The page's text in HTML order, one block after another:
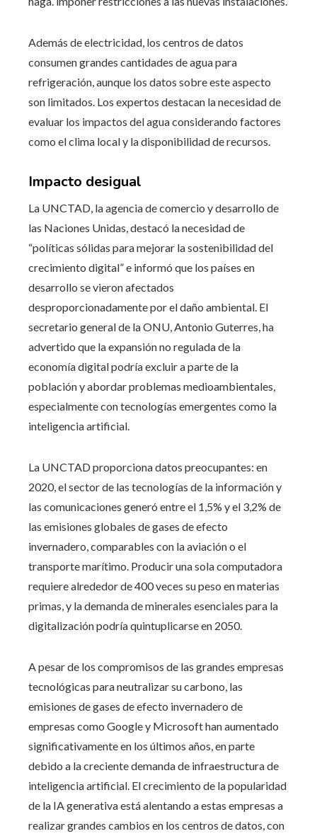
Además de electricidad, los centros de datos
consumen grandes cantidades de agua para
refrigeración, aunque los datos sobre este aspecto
son limitados. Los expertos destacan la necesidad de
evaluar los impactos del agua considerando factores
como el clima local y la disponibilidad de recursos.
Impacto desigual
La UNCTAD, la agencia de comercio y desarrollo de
las Naciones Unidas, destacó la necesidad de
“políticas sólidas para mejorar la sostenibilidad del
crecimiento digital” e informó que los países en
desarrollo se vieron afectados
desproporcionadamente por el daño ambiental. El
secretario general de la ONU, Antonio Guterres, ha
advertido que la expansión no regulada de la
economía digital podría excluir a parte de la
población y abordar problemas medioambientales,
especialmente con tecnologías emergentes como la
inteligencia artificial.
La UNCTAD proporciona datos preocupantes: en
2020, el sector de las tecnologías de la información y
las comunicaciones generó entre el 1,5% y el 3,2% de
las emisiones globales de gases de efecto
invernadero, comparables con la aviación o el
transporte marítimo. Producir una sola computadora
requiere alrededor de 400 veces su peso en materias
primas, y la demanda de minerales esenciales para la
digitalización podría quintuplicarse en 2050.
A pesar de los compromisos de las grandes empresas
tecnológicas para neutralizar su carbono, las
emisiones de gases de efecto invernadero de
empresas como Google y Microsoft han aumentado
significativamente en los últimos años, en parte
debido a la creciente demanda de infraestructura de
inteligencia artificial. El crecimiento de la popularidad
de la IA generativa está alentando a estas empresas a
realizar grandes cambios en los centros de datos, con